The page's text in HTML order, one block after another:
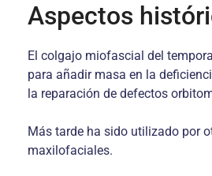
Aspectos
El colgajo miofascial del
para añadir masa en la
la reparación de defectos
Más tarde ha sido utilizado por
maxilofaciales.